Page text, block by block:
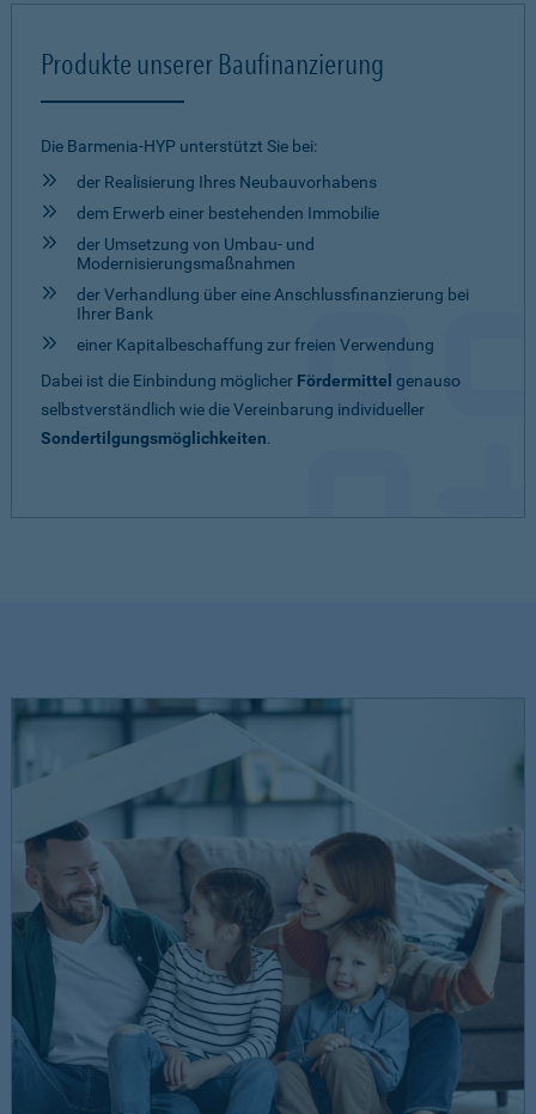
Produkte unserer Baufinanzierung
Die Barmenia-HYP unterstützt Sie bei:
der Realisierung Ihres Neubauvorhabens
dem Erwerb einer bestehenden Immobilie
der Umsetzung von Umbau- und
Modernisierungsmaßnahmen
der Verhandlung über eine Anschlussfinanzierung bei
Ihrer Bank
einer Kapitalbeschaffung zur freien Verwendung
Dabei ist die Einbindung möglicher Fördermittel genauso
selbstverständlich wie die Vereinbarung individueller
Sondertilgungsmöglichkeiten.